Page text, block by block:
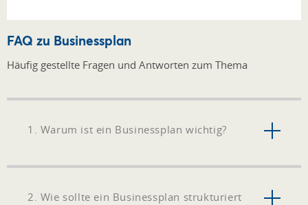
FAQ zu Businessplan
Häufig gestellte Fragen und Antworten zum Thema
1. Warum ist ein Businessplan wichtig?
2. Wie sollte ein Businessplan strukturiert